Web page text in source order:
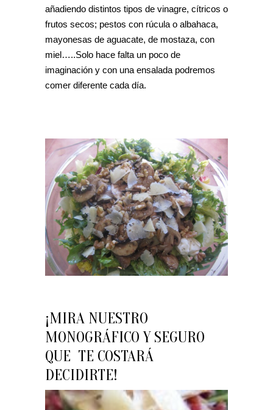
añadiendo distintos tipos de vinagre, cítricos o
frutos secos; pestos con rúcula o albahaca,
mayonesas de aguacate, de mostaza, con
miel…..Solo hace falta un poco de
imaginación y con una ensalada podremos
comer diferente cada día.
¡MIRA NUESTRO
MONOGRÁFICO Y SEGURO
QUE TE COSTARÁ
DECIDIRTE!